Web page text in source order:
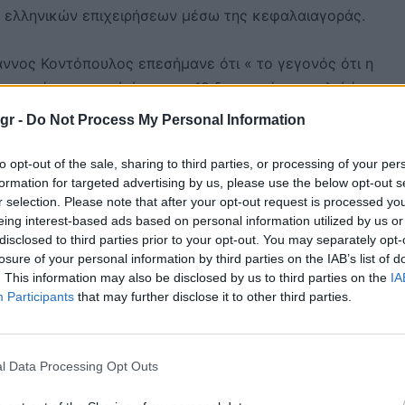
- Do Not Process My Personal Information
opt-out of the sale, sharing to third parties, or processing of your
for targeted advertising by us, please use the below opt-out
selection. Please note that after your opt-out request is processed
interest-based ads based on personal information utilized by us
to third parties prior to your opt-out. You may separately
of your personal information by third parties on the IAB’s list of
This information may also be disclosed by us to third parties on the
Participants that may further disclose it to other third parties.
Data Processing Opt Outs
επιχειρήσεων μέσω της κεφαλαιαγοράς.
Κοντόπουλος επεσήμανε ότι « το γεγονός ότι η
προσέφερε ποσό άνω των 18 δισ. ευρώ αποτελεί ένα
ωριμότητα και τη δομή να υποστηρίξει και να φέρει
64,1% το 2025 – σε επίπεδο που δεν είχε
σταθερή άνοδο από το επίπεδο βάσης 50,8% το 2020.
(69%) που σημειώθηκε το 2025 και της κυριαρχίας της
αγορά έχει μεταβεί από μια περιφερειακή
το παγκόσμιο θεσμικό κεφάλαιο.
οικονομιών, όχι μόνο σε επίπεδο κρατικών